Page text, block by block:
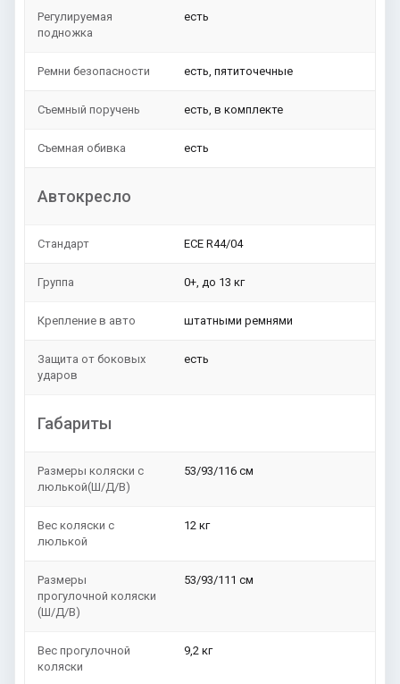
Регулируемая
подножка
есть
Ремни безопасности есть, пятиточечные
Съемный поручень есть, в комплекте
Съемная обивка есть
Автокресло
Стандарт ЕСЕ R44/04
Группа 0+, до 13 кг
Крепление в авто штатными ремнями
Защита от боковых
ударов
есть
Габариты
Размеры коляски с
люлькой(Ш/Д/В)
53/93/116 см
Вес коляски с
люлькой
12 кг
Размеры
прогулочной коляски
(Ш/Д/В)
53/93/111 см
Вес прогулочной
коляски
9,2 кг